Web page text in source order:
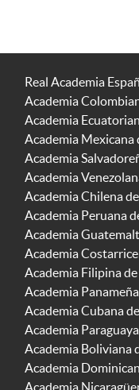
Real Academia
Academia
Academia
Academia Mexicana
Academia
Academia
Academia Chilena
Academia Peruana
Academia
Academia
Academia Filipina
Academia
Academia Cubana
Academia
Academia Boliviana
Academia
Academia